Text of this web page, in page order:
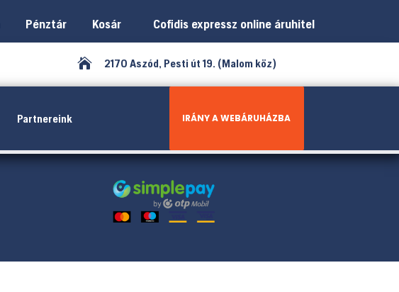
Pénztár Kosár Cofidis expressz online áruhitel
 2170 Aszód, Pesti út 19. (Malom köz)
Partnereink IRÁNY A WEBÁRUHÁZBA